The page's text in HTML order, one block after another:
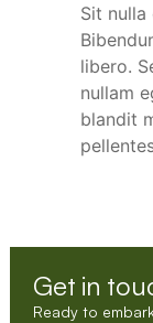
Sit nulla
libero.
nullam
blandit
Get in
Ready to